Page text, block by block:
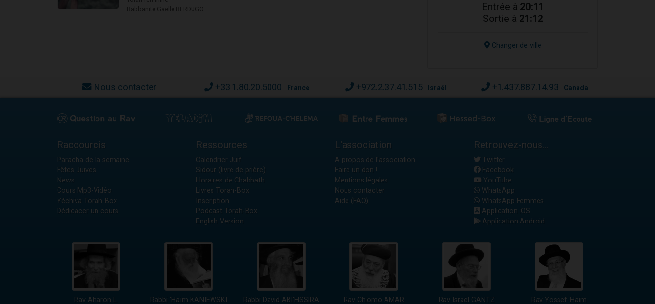
Entrée à 20:11
Sortie à 21:12
Changer de ville
Nous contacter +33.1.80.20.5000 France +972.2.37.41.515 Israël +1.437.887.14.93 Canada
Raccourcis
Paracha de la semaine
Fêtes Juives
News
Cours Mp3-Vidéo
Yéchiva Torah-Box
Dédicacer un cours
Ressources
Calendrier Juif
Sidour (livre de prière)
Horaires de Chabbath
Livres Torah-Box
Inscription
Podcast Torah-Box
English Version
L'association
A propos de l'association
Faire un don !
Mentions légales
Nous contacter
Aide (FAQ)
Retrouvez-nous...
Twitter
Facebook
YouTube
WhatsApp
WhatsApp Femmes
Application iOS
Application Android
Rav Aharon L. Rabbi 'Haïm KANIEWSKI Rabbi David ABI'HSSIRA Rav Chlomo AMAR Rav Israël GANTZ Rav Yossef-Haïm